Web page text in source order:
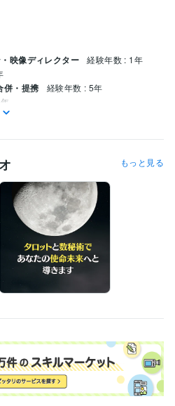
映像ディレクター 経験年数 : 1年
併・提携 経験年数 : 5年
年 : 2023年
姓名判断
ーリングカウンセリング
月
もっと見る